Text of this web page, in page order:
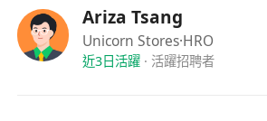
Ariza Tsang
Unicorn Stores·HRO
近3日活躍· 活躍招聘者